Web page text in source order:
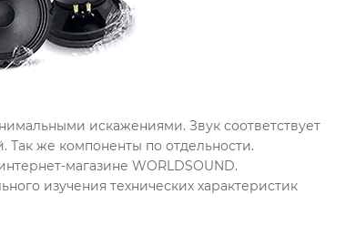
искажениями. Звук соответствует
Так же компоненты по отдельности.
магазине WORLDSOUND.
изучения технических характеристик